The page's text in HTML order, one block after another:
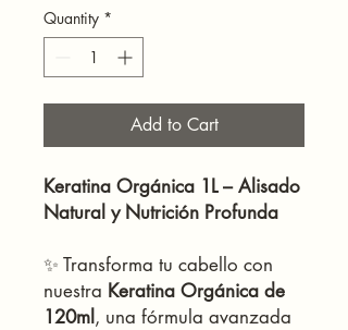
Quantity *
Add to Cart
Keratina Orgánica 1L – Alisado
Natural y Nutrición Profunda
✨ Transforma tu cabello con
nuestra Keratina Orgánica de
120ml , una fórmula avanzada